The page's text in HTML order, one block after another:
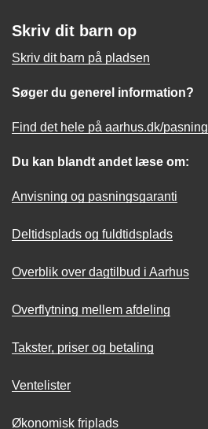
Skriv dit barn op
Skriv dit barn på pladsen
Søger du generel information?
Find det hele på aarhus.dk/pasning
Du kan blandt andet læse om:
Anvisning og pasningsgaranti
Deltidsplads og fuldtidsplads
Overblik over dagtilbud i Aarhus
Overflytning mellem afdeling
Takster, priser og betaling
Ventelister
Økonomisk friplads